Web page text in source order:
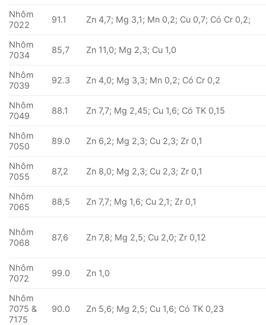
Nhôm
7022
91.1 Zn 4,7; Mg 3,1; Mn 0,2; Cu 0,7; Có Cr 0,2;
Nhôm
7034
85,7 Zn 11,0; Mg 2,3; Cu 1,0
Nhôm
7039
92.3 Zn 4,0; Mg 3,3; Mn 0,2; Có Cr 0,2
Nhôm
7049
88.1 Zn 7,7; Mg 2,45; Cu 1,6; Có TK 0,15
Nhôm
7050
89.0 Zn 6,2; Mg 2,3; Cu 2,3; Zr 0,1
Nhôm
7055
87,2 Zn 8,0; Mg 2,3; Cu 2,3; Zr 0,1
Nhôm
7065
88,5 Zn 7,7; Mg 1,6; Cu 2,1; Zr 0,1
Nhôm
7068
87,6 Zn 7,8; Mg 2,5; Cu 2,0; Zr 0,12
Nhôm
7072
99.0 Zn 1,0
Nhôm
7075 &
7175
90.0 Zn 5,6; Mg 2,5; Cu 1,6; Có TK 0,23